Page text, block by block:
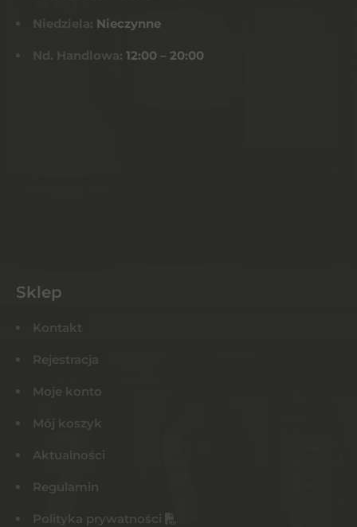
Niedziela: Nieczynne
Nd. Handlowa: 12:00 – 20:00
Sklep
Kontakt
Rejestracja
Moje konto
Mój koszyk
Aktualności
Regulamin
Polityka prywatności